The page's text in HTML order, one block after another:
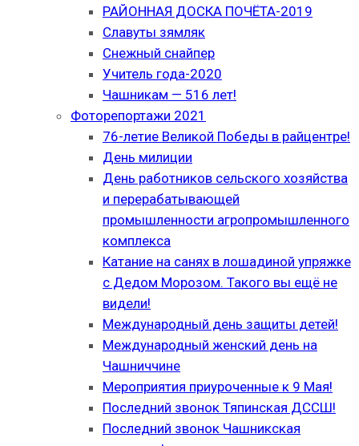
РАЙОННАЯ ДОСКА ПОЧЁТА-2019
Славуты зямляк
Снежный снайпер
Учитель года-2020
Чашникам — 516 лет!
Фоторепортажи 2021
76-летие Великой Победы в райцентре!
День милиции
День работников сельского хозяйства
и перерабатывающей
промышленности агропромышленного
комплекса
Катание на санях в лошадиной упряжке
с Дедом Морозом. Такого вы ещё не
видели!
Международный день защиты детей!
Международный женский день на
Чашниччине
Мероприятия приуроченные к 9 Мая!
Последний звонок Тяпинская ДССШ!
Последний звонок Чашникская